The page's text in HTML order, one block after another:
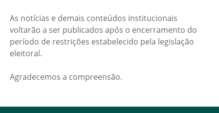
As notícias e demais conteúdos institucionais
voltarão a ser publicados após o encerramento do
período de restrições estabelecido pela legislação
eleitoral.
Agradecemos a compreensão.